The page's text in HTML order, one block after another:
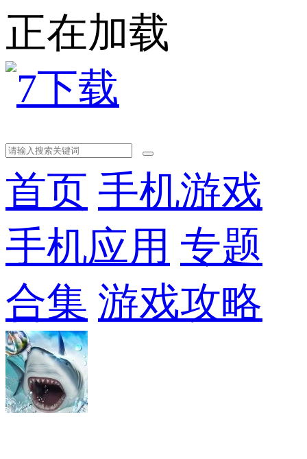
正在加载
首页 手机游戏
手机应用 专题
合集 游戏攻略